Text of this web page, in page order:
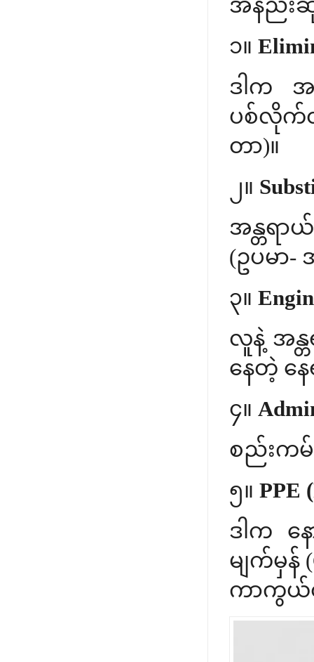
အနည်းဆုံ
၁။
ဒါက အ
ပစ်လိုက်
တာ)။
၂။
အန္တရာ
(ဥပမာ-
၃။
လူနဲ့ အန္
နေတဲ့ န
၄။
စည်းက
၅။ PPE
ဒါက န
မျက်မှန်
ကာကွယ်